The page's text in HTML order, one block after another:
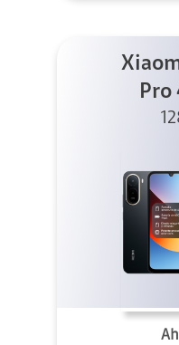
Pro